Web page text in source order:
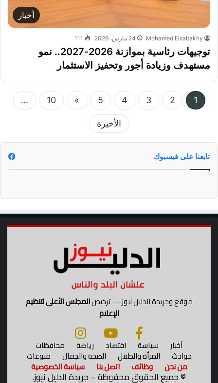
أخبار
Mohamed Elsabakhy 24 مارس، 2026 111
توجيهات رئاسية بموازنة 2026-2027.. نمو
مستهدف وزيادة أجور وتحفيز الاستثمار
1
2
3
4
5
»
10
...
الأخيرة
تابعنا على فيسبوك
موقع وجريدة الدليل نيوز — ترخيصالمجلس الأعلى لتنظيم
الإعلام
أخبار سياسة اقتصاد رياضة محافظات
حوادث المرأة والطفل الصحة والجمال منوعات
من نحن وظائف اتصل بنا سياسة الخصوصية
©جميع الحقوق محفوظة – جريدة الدليل نيوز.